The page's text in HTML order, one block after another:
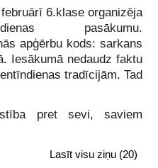
6.klase organizēja
pasākumu.
apģērbu kods: sarkans
Iesākumā nedaudz faktu
tradīcijām. Tad
pret sevi, saviem
Lasīt visu ziņu (20)